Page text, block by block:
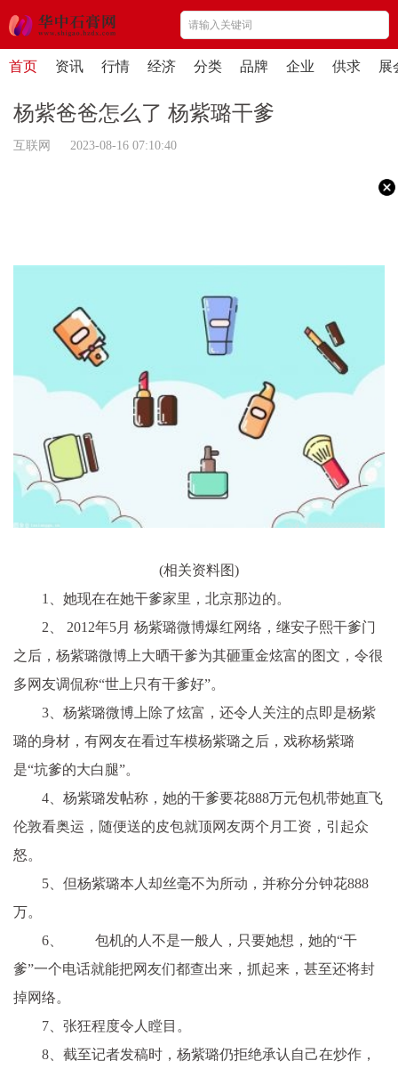
首页 资讯 行情 经济 分类 品牌 企业 供求 展
杨紫爸爸怎么了 杨紫璐干爹
互联网 2023-08-16 07:10:40
(相关资料图)
1、她现在在她干爹家里，北京那边的。
2、 2012年5月 杨紫璐微博爆红网络，继安子熙干爹门
之后，杨紫璐微博上大晒干爹为其砸重金炫富的图文，令很
多网友调侃称“世上只有干爹好”。
3、杨紫璐微博上除了炫富，还令人关注的点即是杨紫
璐的身材，有网友在看过车模杨紫璐之后，戏称杨紫璐
是“坑爹的大白腿”。
4、杨紫璐发帖称，她的干爹要花888万元包机带她直飞
伦敦看奥运，随便送的皮包就顶网友两个月工资，引起众
怒。
5、但杨紫璐本人却丝毫不为所动，并称分分钟花888
万。
6、 包机的人不是一般人，只要她想，她的“干
爹”一个电话就能把网友们都查出来，抓起来，甚至还将封
掉网络。
7、张狂程度令人瞠目。
8、截至记者发稿时，杨紫璐仍拒绝承认自己在炒作，